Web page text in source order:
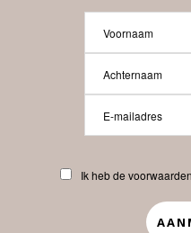
Abonneren
Ik heb de